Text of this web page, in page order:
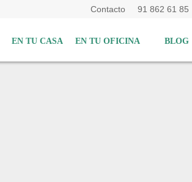
Contacto 91 862 61 85
BLOG
EN TU OFICINA
EN TU CASA